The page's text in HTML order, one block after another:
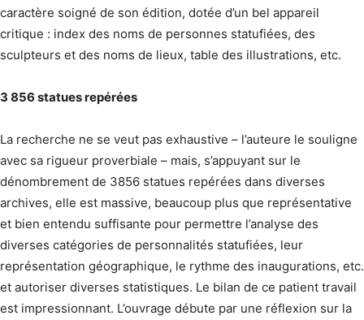
caractère soigné de son édition, dotée d’un bel appareil
critique : index des noms de personnes statufiées, des
sculpteurs et des noms de lieux, table des illustrations, etc.
3 856 statues repérées
La recherche ne se veut pas exhaustive – l’auteure le souligne
avec sa rigueur proverbiale – mais, s’appuyant sur le
dénombrement de 3856 statues repérées dans diverses
archives, elle est massive, beaucoup plus que représentative
et bien entendu suffisante pour permettre l’analyse des
diverses catégories de personnalités statufiées, leur
représentation géographique, le rythme des inaugurations, etc.
et autoriser diverses statistiques. Le bilan de ce patient travail
est impressionnant. L’ouvrage débute par une réflexion sur la